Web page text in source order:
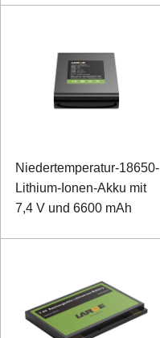
Niedertemperatur-18650-
Lithium-Ionen-Akku mit
7,4 V und 6600 mAh